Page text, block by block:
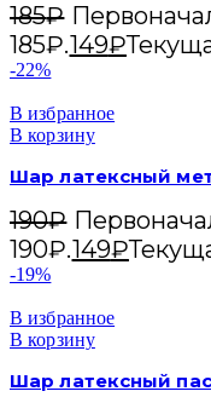
185₽
185₽.149₽
-22%
В избранное
В корзину
Шар латексный
190₽
190₽.149₽
-19%
В избранное
В корзину
Шар латексный